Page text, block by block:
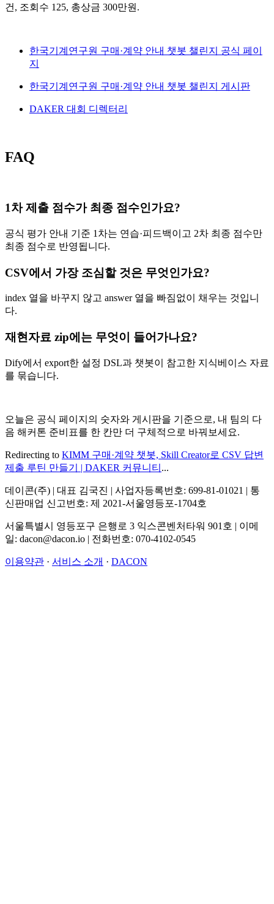
건, 조회수 125, 총상금 300만원.
한국기계연구원 구매·계약 안내 챗봇 챌린지 공식 페이
지
한국기계연구원 구매·계약 안내 챗봇 챌린지 게시판
DAKER 대회 디렉터리
FAQ
1차 제출 점수가 최종 점수인가요?
공식 평가 안내 기준 1차는 연습·피드백이고 2차 최종 점수만
최종 점수로 반영됩니다.
CSV에서 가장 조심할 것은 무엇인가요?
index 열을 바꾸지 않고 answer 열을 빠짐없이 채우는 것입니
다.
재현자료 zip에는 무엇이 들어가나요?
Dify에서 export한 설정 DSL과 챗봇이 참고한 지식베이스 자료
를 묶습니다.
오늘은 공식 페이지의 숫자와 게시판을 기준으로, 내 팀의 다
음 해커톤 준비표를 한 칸만 더 구체적으로 바꿔보세요.
Redirecting to KIMM 구매·계약 챗봇, Skill Creator로 CSV 답변
제출 루틴 만들기 | DAKER 커뮤니티 ...
데이콘(주) | 대표 김국진 | 사업자등록번호: 699-81-01021 | 통
신판매업 신고번호: 제 2021-서울영등포-1704호
서울특별시 영등포구 은행로 3 익스콘벤처타워 901호 | 이메
일: dacon@dacon.io | 전화번호: 070-4102-0545
이용약관 · 서비스 소개 · DACON